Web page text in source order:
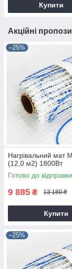
Купити
Акційні
–25%
Нагрівальний мат
(12,0 м2) 1800Вт
Готово до відправки
9 885 ₴ 13 180 ₴
Купити
–25%